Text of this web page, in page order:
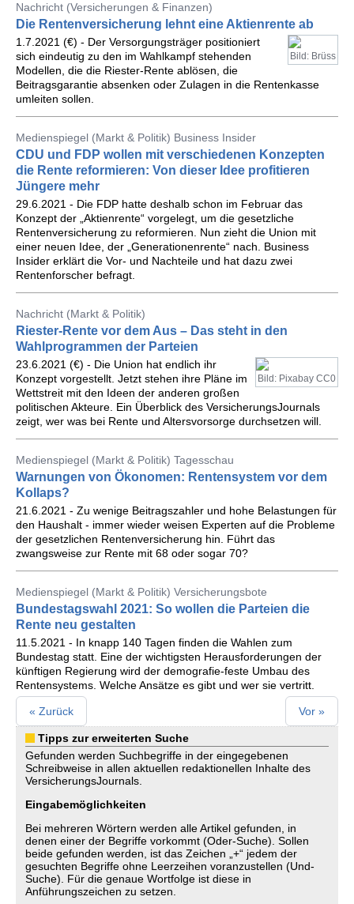
Nachricht (Versicherungen & Finanzen)
Die Rentenversicherung lehnt eine Aktienrente ab
Bild: Brüss
1.7.2021 (€) - Der Versorgungsträger positioniert
sich eindeutig zu den im Wahlkampf stehenden
Modellen, die die Riester-Rente ablösen, die
Beitragsgarantie absenken oder Zulagen in die Rentenkasse
umleiten sollen.
Medienspiegel (Markt & Politik) Business Insider
CDU und FDP wollen mit verschiedenen Konzepten
die Rente reformieren: Von dieser Idee profitieren
Jüngere mehr
29.6.2021 - Die FDP hatte deshalb schon im Februar das
Konzept der „Aktienrente“ vorgelegt, um die gesetzliche
Rentenversicherung zu reformieren. Nun zieht die Union mit
einer neuen Idee, der „Generationenrente“ nach. Business
Insider erklärt die Vor- und Nachteile und hat dazu zwei
Rentenforscher befragt.
Nachricht (Markt & Politik)
Riester-Rente vor dem Aus – Das steht in den
Wahlprogrammen der Parteien
Bild: Pixabay CC0
23.6.2021 (€) - Die Union hat endlich ihr
Konzept vorgestellt. Jetzt stehen ihre Pläne im
Wettstreit mit den Ideen der anderen großen
politischen Akteure. Ein Überblick des VersicherungsJournals
zeigt, wer was bei Rente und Altersvorsorge durchsetzen will.
Medienspiegel (Markt & Politik) Tagesschau
Warnungen von Ökonomen: Rentensystem vor dem
Kollaps?
21.6.2021 - Zu wenige Beitragszahler und hohe Belastungen für
den Haushalt - immer wieder weisen Experten auf die Probleme
der gesetzlichen Rentenversicherung hin. Führt das
zwangsweise zur Rente mit 68 oder sogar 70?
Medienspiegel (Markt & Politik) Versicherungsbote
Bundestagswahl 2021: So wollen die Parteien die
Rente neu gestalten
11.5.2021 - In knapp 140 Tagen finden die Wahlen zum
Bundestag statt. Eine der wichtigsten Herausforderungen der
künftigen Regierung wird der demografie-feste Umbau des
Rentensystems. Welche Ansätze es gibt und wer sie vertritt.
« Zurück Vor »
Tipps zur erweiterten Suche
Gefunden werden Suchbegriffe in der eingegebenen
Schreibweise in allen aktuellen redaktionellen Inhalte des
VersicherungsJournals.
Eingabemöglichkeiten
Bei mehreren Wörtern werden alle Artikel gefunden, in
denen einer der Begriffe vorkommt (Oder-Suche). Sollen
beide gefunden werden, ist das Zeichen „+“ jedem der
gesuchten Begriffe ohne Leerzeihen voranzustellen (Und-
Suche). Für die genaue Wortfolge ist diese in
Anführungszeichen zu setzen.